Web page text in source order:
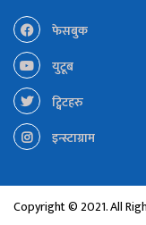
फेसबुक
युटूब
ट्विटहरु
इन्स्टाग्राम
Copyright © 2021. All